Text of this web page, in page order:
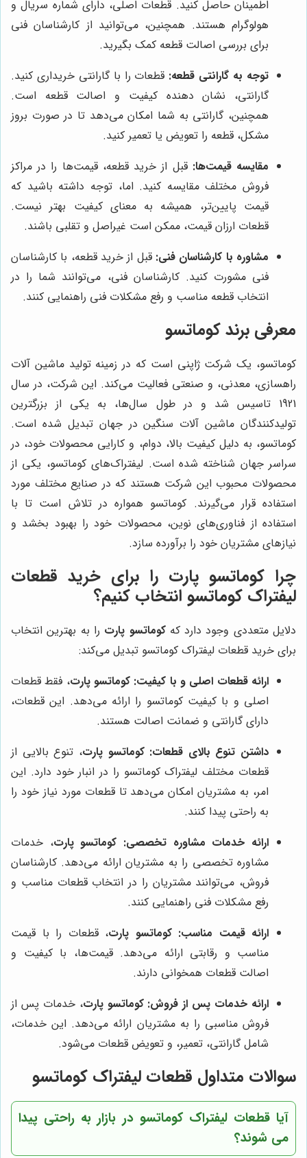
اطمینان حاصل کنید. قطعات اصلی، دارای شماره سریال و
هولوگرام هستند. همچنین، می‌توانید از کارشناسان فنی
برای بررسی اصالت قطعه کمک بگیرید.
توجه به گارانتی قطعه: قطعات را با گارانتی خریداری کنید.
گارانتی، نشان دهنده کیفیت و اصالت قطعه است.
همچنین، گارانتی به شما امکان می‌دهد تا در صورت بروز
مشکل، قطعه را تعویض یا تعمیر کنید.
مقایسه قیمت‌ها: قبل از خرید قطعه، قیمت‌ها را در مراکز
فروش مختلف مقایسه کنید. اما، توجه داشته باشید که
قیمت پایین‌تر، همیشه به معنای کیفیت بهتر نیست.
قطعات ارزان قیمت، ممکن است غیراصل و تقلبی باشند.
مشاوره با کارشناسان فنی: قبل از خرید قطعه، با کارشناسان
فنی مشورت کنید. کارشناسان فنی، می‌توانند شما را در
انتخاب قطعه مناسب و رفع مشکلات فنی راهنمایی کنند.
معرفی برند کوماتسو
کوماتسو، یک شرکت ژاپنی است که در زمینه تولید ماشین آلات
راهسازی، معدنی، و صنعتی فعالیت می‌کند. این شرکت، در سال
1921 تاسیس شد و در طول سال‌ها، به یکی از بزرگترین
تولیدکنندگان ماشین آلات سنگین در جهان تبدیل شده است.
کوماتسو، به دلیل کیفیت بالا، دوام، و کارایی محصولات خود، در
سراسر جهان شناخته شده است. لیفتراک‌های کوماتسو، یکی از
محصولات محبوب این شرکت هستند که در صنایع مختلف مورد
استفاده قرار می‌گیرند. کوماتسو همواره در تلاش است تا با
استفاده از فناوری‌های نوین، محصولات خود را بهبود بخشد و
نیازهای مشتریان خود را برآورده سازد.
چرا کوماتسو پارت را برای خرید قطعات
لیفتراک کوماتسو انتخاب کنیم؟
دلایل متعددی وجود دارد کهکوماتسو پارت را به بهترین انتخاب
برای خرید قطعات لیفتراک کوماتسو تبدیل می‌کند:
ارائه قطعات اصلی و با کیفیت: کوماتسو پارت، فقط قطعات
اصلی و با کیفیت کوماتسو را ارائه می‌دهد. این قطعات،
دارای گارانتی و ضمانت اصالت هستند.
داشتن تنوع بالای قطعات: کوماتسو پارت، تنوع بالایی از
قطعات مختلف لیفتراک کوماتسو را در انبار خود دارد. این
امر، به مشتریان امکان می‌دهد تا قطعات مورد نیاز خود را
به راحتی پیدا کنند.
ارائه خدمات مشاوره تخصصی: کوماتسو پارت، خدمات
مشاوره تخصصی را به مشتریان ارائه می‌دهد. کارشناسان
فروش، می‌توانند مشتریان را در انتخاب قطعات مناسب و
رفع مشکلات فنی راهنمایی کنند.
ارائه قیمت مناسب: کوماتسو پارت، قطعات را با قیمت
مناسب و رقابتی ارائه می‌دهد. قیمت‌ها، با کیفیت و
اصالت قطعات همخوانی دارند.
ارائه خدمات پس از فروش: کوماتسو پارت، خدمات پس از
فروش مناسبی را به مشتریان ارائه می‌دهد. این خدمات،
شامل گارانتی، تعمیر، و تعویض قطعات می‌شود.
سوالات متداول قطعات لیفتراک کوماتسو
آیا قطعات لیفتراک کوماتسو در بازار به راحتی پیدا
می شوند؟